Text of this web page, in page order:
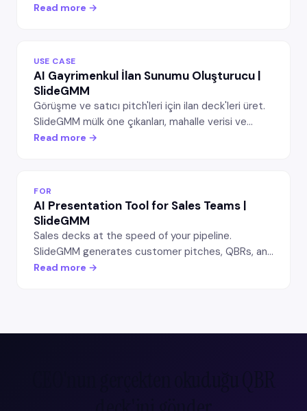
sprint görünümüyle düzenlenebilir PowerPoint
Read more →
USE CASE
AI Gayrimenkul İlan Sunumu Oluşturucu |
SlideGMM
Görüşme ve satıcı pitch'leri için ilan deck'leri üret.
SlideGMM mülk öne çıkanları, mahalle verisi ve
emsal satışlarla düzenlenebilir PowerPoint slaytları
Read more →
FOR
AI Presentation Tool for Sales Teams |
SlideGMM
Sales decks at the speed of your pipeline.
SlideGMM generates customer pitches, QBRs, and
case studies — editable PowerPoint, brand-kit
Read more →